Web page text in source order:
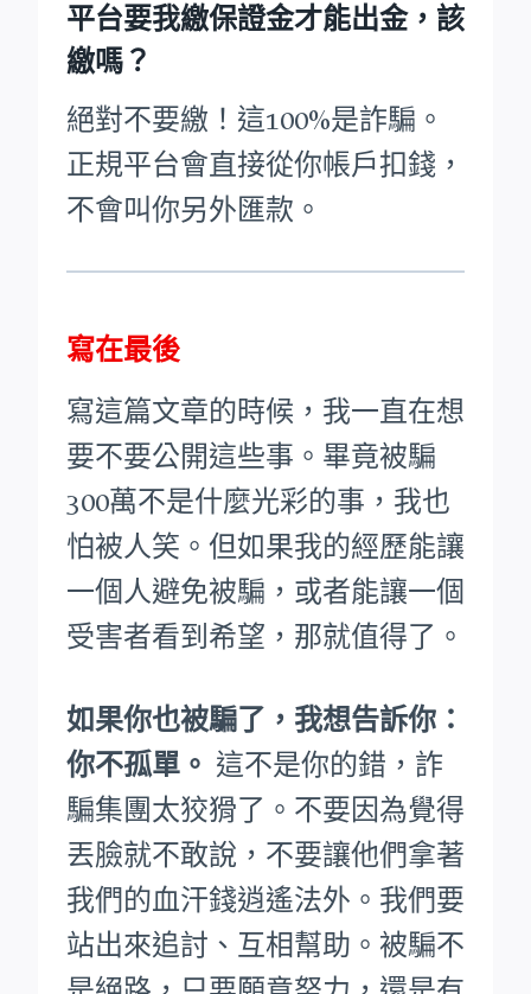
平台要我繳保證金才能出金，該
繳嗎？
絕對不要繳！這100%是詐騙。
正規平台會直接從你帳戶扣錢，
不會叫你另外匯款。
寫在最後
寫這篇文章的時候，我一直在想
要不要公開這些事。畢竟被騙
300萬不是什麼光彩的事，我也
怕被人笑。 但如果我的經歷能讓
一個人避免被騙，或者能讓一個
受害者看到希望，那就值得了。
如果你也被騙了，我想告訴你：
你不孤單。 這不是你的錯，詐
騙集團太狡猾了。不要因為覺得
丟臉就不敢說，不要讓他們拿著
我們的血汗錢逍遙法外。 我們要
站出來追討、互相幫助。被騙不